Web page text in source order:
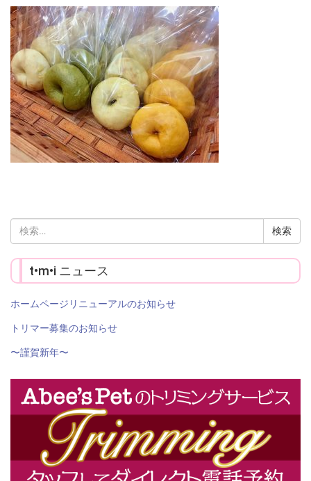
索:
t•m•i ニュース
ホームページリニューアルのお知らせ
トリマー募集のお知らせ
〜謹賀新年〜